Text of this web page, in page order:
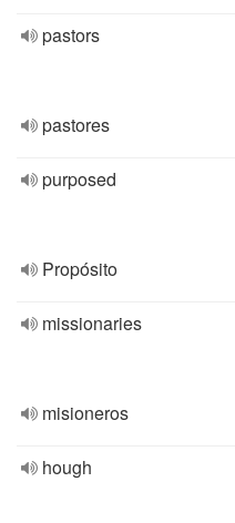
pastors
pastores
purposed
Propósito
missionaries
misioneros
hough